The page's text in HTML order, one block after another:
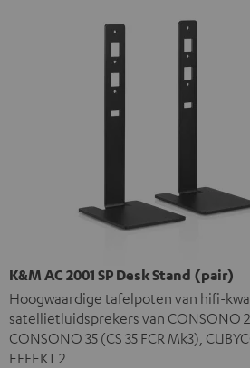
K&M AC 2001 SP Desk Stand (pair)
Hoogwaardige tafelpoten van hifi-
satellietluidsprekers van CONSONO
CONSONO 35 (CS 35 FCR Mk3),
EFFEKT 2